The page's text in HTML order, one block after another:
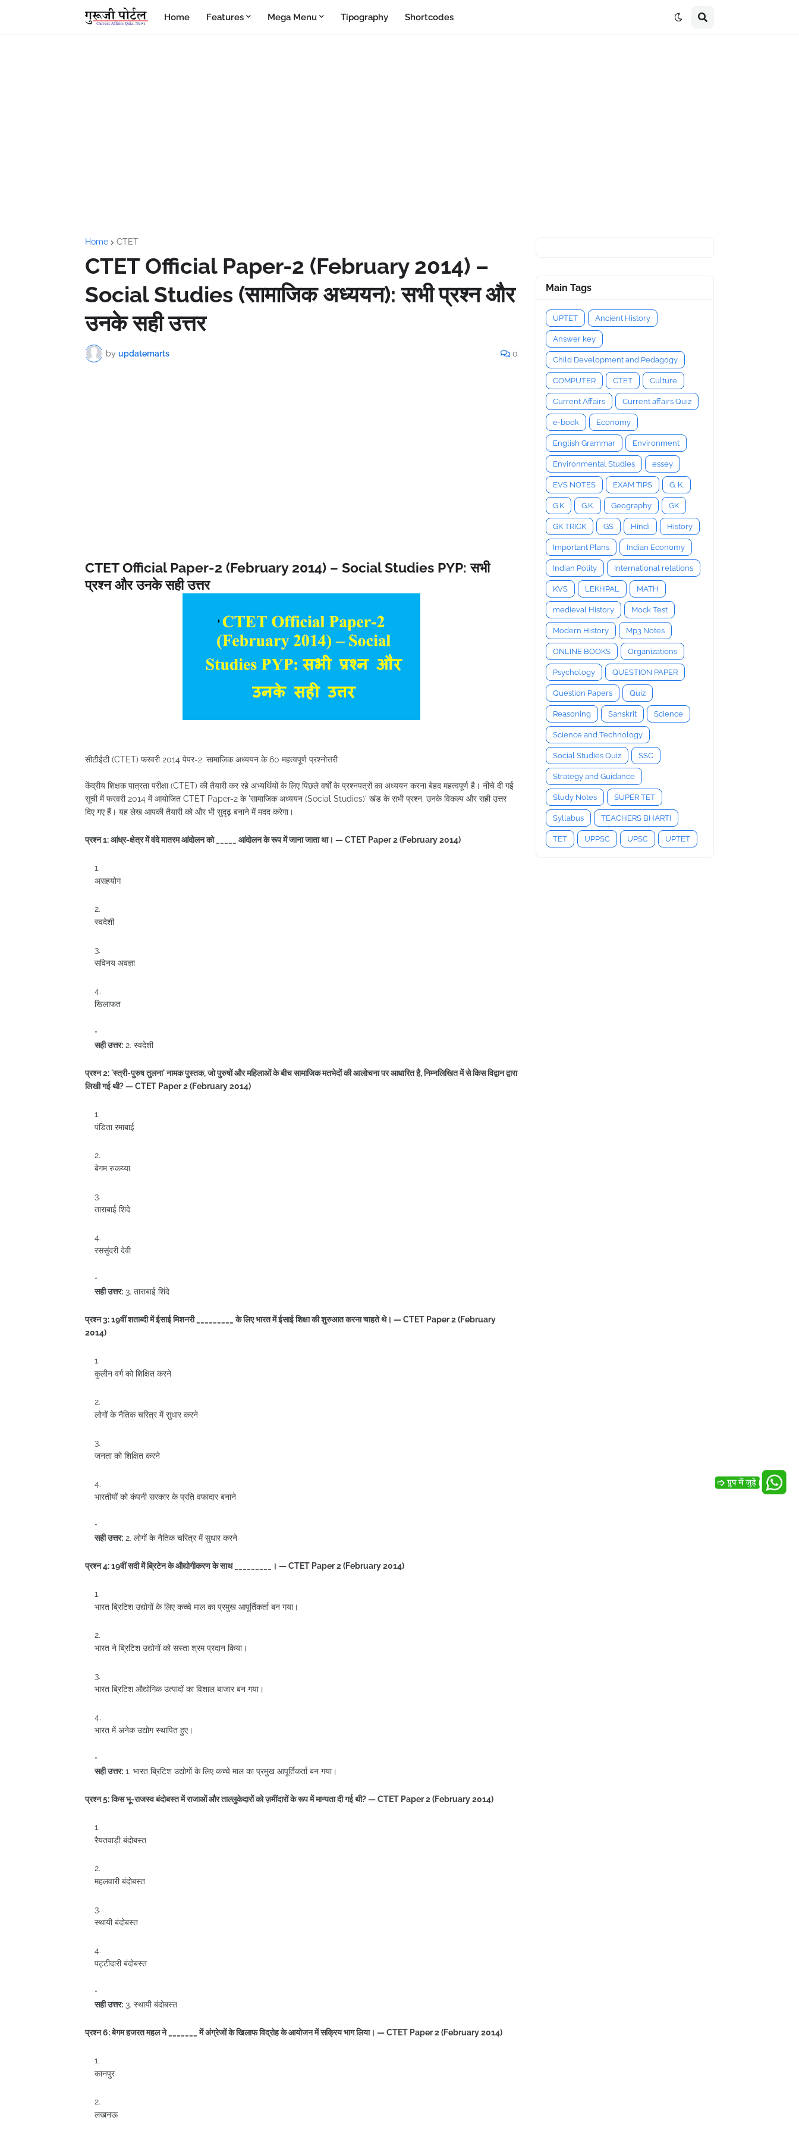
Home Features Mega Menu Tipography Shortcodes
Home CTET
CTET Official Paper-2 (February 2014) –
Social Studies (सामाजिक अध्ययन): सभी प्रश्न और
उनके सही उत्तर
by updatemarts 0
CTET Official Paper-2 (February 2014) – Social Studies PYP: सभी
प्रश्न और उनके सही उत्तर
सीटीईटी (CTET) फरवरी 2014 पेपर-2: सामाजिक अध्ययन के 60 महत्वपूर्ण प्रश्नोत्तरी
केंद्रीय शिक्षक पात्रता परीक्षा (CTET) की तैयारी कर रहे अभ्यर्थियों के लिए पिछले वर्षों के प्रश्नपत्रों का अध्ययन करना बेहद महत्वपूर्ण है। नीचे दी गई
सूची में फरवरी 2014 में आयोजित CTET Paper-2 के 'सामाजिक अध्ययन (Social Studies)' खंड के सभी प्रश्न, उनके विकल्प और सही उत्तर
दिए गए हैं। यह लेख आपकी तैयारी को और भी सुदृढ़ बनाने में मदद करेगा।
प्रश्न 1: आंध्र-क्षेत्र में वंदे मातरम आंदोलन को _____ आंदोलन के रूप में जाना जाता था। — CTET Paper 2 (February 2014)
असहयोग
स्वदेशी
सविनय अवज्ञा
खिलाफत
सही उत्तर: 2. स्वदेशी
प्रश्न 2: 'स्त्री-पुरुष तुलना' नामक पुस्तक, जो पुरुषों और महिलाओं के बीच सामाजिक मतभेदों की आलोचना पर आधारित है, निम्नलिखित में से किस विद्वान द्वारा
लिखी गई थी? — CTET Paper 2 (February 2014)
पंडिता रमाबाई
बेगम रुकय्या
ताराबाई शिंदे
रससुंदरी देवी
सही उत्तर: 3. ताराबाई शिंदे
प्रश्न 3: 19वीं शताब्दी में ईसाई मिशनरी _________ के लिए भारत में ईसाई शिक्षा की शुरुआत करना चाहते थे। — CTET Paper 2 (February
2014)
कुलीन वर्ग को शिक्षित करने
लोगों के नैतिक चरित्र में सुधार करने
जनता को शिक्षित करने
भारतीयों को कंपनी सरकार के प्रति वफादार बनाने
सही उत्तर: 2. लोगों के नैतिक चरित्र में सुधार करने
प्रश्न 4: 19वीं सदी में ब्रिटेन के औद्योगीकरण के साथ _________। — CTET Paper 2 (February 2014)
भारत ब्रिटिश उद्योगों के लिए कच्चे माल का प्रमुख आपूर्तिकर्ता बन गया।
भारत ने ब्रिटिश उद्योगों को सस्ता श्रम प्रदान किया।
भारत ब्रिटिश औद्योगिक उत्पादों का विशाल बाजार बन गया।
भारत में अनेक उद्योग स्थापित हुए।
सही उत्तर: 1. भारत ब्रिटिश उद्योगों के लिए कच्चे माल का प्रमुख आपूर्तिकर्ता बन गया।
प्रश्न 5: किस भू-राजस्व बंदोबस्त में राजाओं और ताल्लुकेदारों को ज़मींदारों के रूप में मान्यता दी गई थी? — CTET Paper 2 (February 2014)
रैयतवाड़ी बंदोबस्त
महलवारी बंदोबस्त
स्थायी बंदोबस्त
पट्टीदारी बंदोबस्त
सही उत्तर: 3. स्थायी बंदोबस्त
प्रश्न 6: बेगम हजरत महल ने _______ में अंग्रेजों के खिलाफ विद्रोह के आयोजन में सक्रिय भाग लिया। — CTET Paper 2 (February 2014)
कानपुर
लखनऊ
Main Tags
UPTET Ancient History
Answer key
Child Development and Pedagogy
COMPUTER CTET Culture
Current Affairs Current affairs Quiz
e-book Economy
English Grammar Environment
Environmental Studies essey
EVS NOTES EXAM TIPS G. K.
G.K G.K. Geography GK
GK TRICK GS Hindi History
Important Plans Indian Economy
Indian Polity International relations
KVS LEKHPAL MATH
medieval History Mock Test
Modern History Mp3 Notes
ONLINE BOOKS Organizations
Psychology QUESTION PAPER
Question Papers Quiz
Reasoning Sanskrit Science
Science and Technology
Social Studies Quiz SSC
Strategy and Guidance
Study Notes SUPER TET
Syllabus TEACHERS BHARTI
TET UPPSC UPSC UPTET